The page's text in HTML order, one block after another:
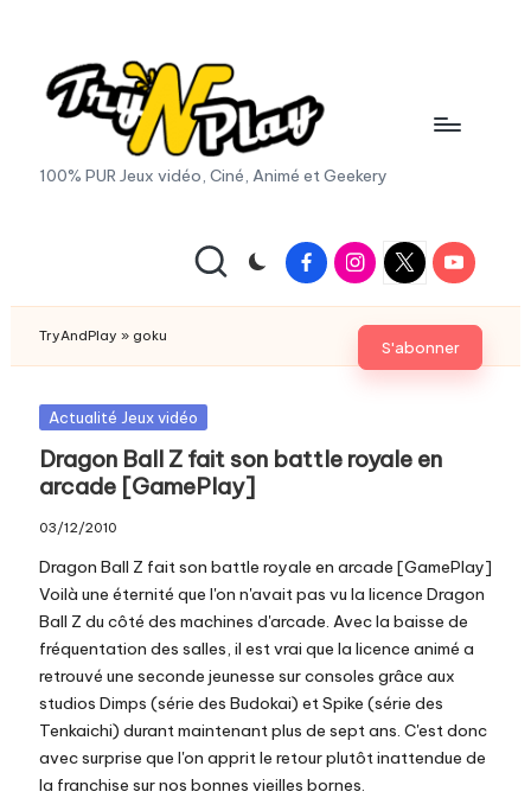
content
T
A
n
P
la
y.
c
o
m
100% PUR Jeux vidéo, Ciné, Animé et Geekery
FacebookInstagram
X
|
Twitter
Youtube
S'abonner
TryAndPlay » goku
Posted
Actualité Jeux vidéo
Dragon Ball Z fait son battle royale en
arcade [GamePlay]
03/12/2010
Dragon Ball Z fait son battle royale en arcade [GamePlay]
Voilà une éternité que l'on n'avait pas vu la licence Dragon
Ball Z du côté des machines d'arcade. Avec la baisse de
fréquentation des salles, il est vrai que la licence animé a
retrouvé une seconde jeunesse sur consoles grâce aux
studios Dimps (série des Budokai) et Spike (série des
Tenkaichi) durant maintenant plus de sept ans. C'est donc
avec surprise que l'on apprit le retour plutôt inattendue de
la franchise sur nos bonnes vieilles bornes.